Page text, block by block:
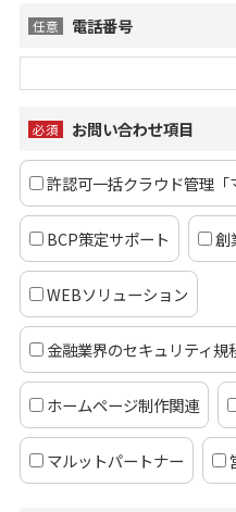
任意 電話番号
必須 お問い合わせ項目
許認可一括クラウド管理「
BCP策定サポート 創
WEBソリューション
金融業界のセキュリティ規
ホームページ制作関連
マルットパートナー